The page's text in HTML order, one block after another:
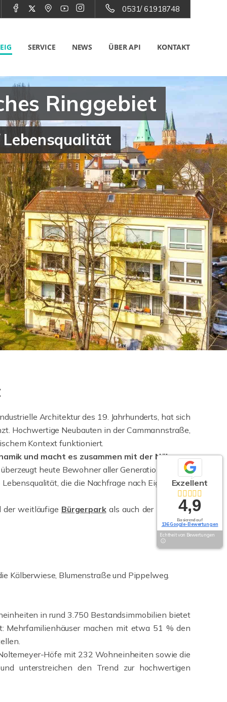
0531/ 61918748
SERVICE NEWS ÜBER API KONTAKT
Ringgebiet
Architektur des 19. Jahrhunderts, hat sich
Hochwertige Neubauten in der Cammannstraße,
Kontext funktioniert.
und macht es zusammen mit der Nähe zur
heute Bewohner aller Generationen. Eine
die die Nachfrage nach Eigentums-
der weitläufige Bürgerparkals auch der idyllische
Kälberwiese, Blumenstraße und Pippelweg.
in rund 3.750 Bestandsimmobilien bietet
Mehrfamilienhäuser machen mit etwa 51 % den
Höfe mit 232 Wohneinheiten sowie die
unterstreichen den Trend zur hochwertigen
Exzellent
4,9
Basierend auf
136 Google-Bewertungen
Echtheit von Bewertungen